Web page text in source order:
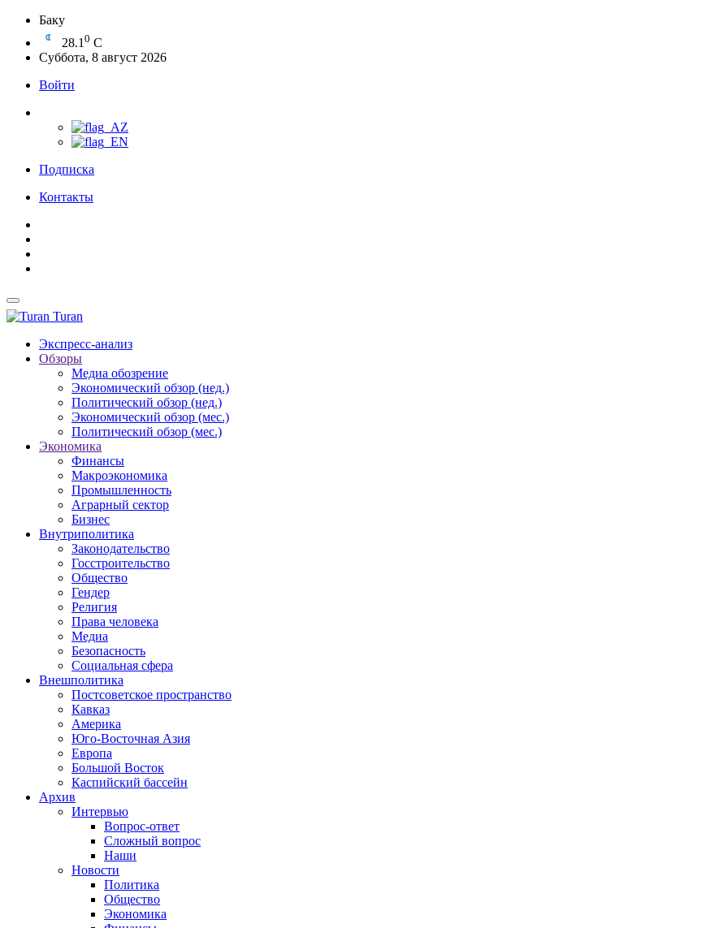
Баку
28.1 0 C
Суббота, 8 август 2026
Войти
Подписка
Контакты
Turan
Экспресс-анализ
Обзоры
Медиа обозрение
Экономический обзор (нед.)
Политический обзор (нед.)
Экономический обзор (мес.)
Политический обзор (мес.)
Экономика
Финансы
Макроэкономика
Промышленность
Аграрный сектор
Бизнес
Внутриполитика
Законодательство
Госстроительство
Общество
Гендер
Религия
Права человека
Медиа
Безопасность
Социальная сфера
Внешполитика
Постсоветское пространство
Кавказ
Америка
Юго-Восточная Азия
Европа
Большой Восток
Каспийский бассейн
Архив
Интервью
Вопрос-ответ
Сложный вопрос
Наши
Новости
Политика
Общество
Экономика